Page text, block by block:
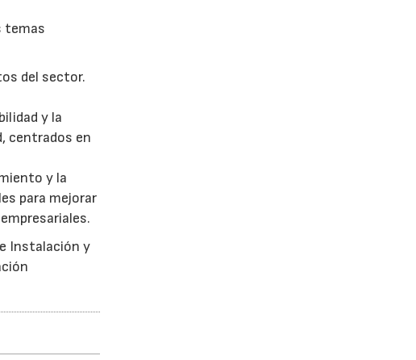
temas
del sector.
y la
centrados en
y la
para mejorar
Instalación y